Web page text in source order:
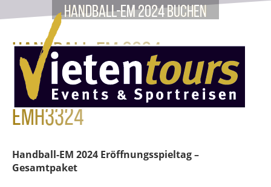
Handball-EM 2024 buchen
Handball-EM 2024
Eröffnungsspieltag HB-
EMH3324
Handball-EM 2024 Eröffnungsspieltag –
Gesamtpaket